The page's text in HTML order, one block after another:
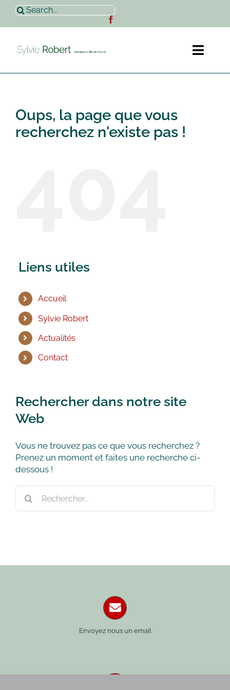
Passer
contenu
Rechercher:
Sylvie Robert
Oups, la page que vous
recherchez n'existe pas !
Liens utiles
Accueil
Sylvie Robert
Actualités
Contact
Rechercher dans notre site
Web
Vous ne trouvez pas ce que vous recherchez ?
Prenez un moment et faites une recherche ci-
dessous !
Envoyez nous un email